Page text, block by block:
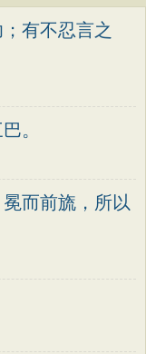
有不忍言之
。
而前旒，所以